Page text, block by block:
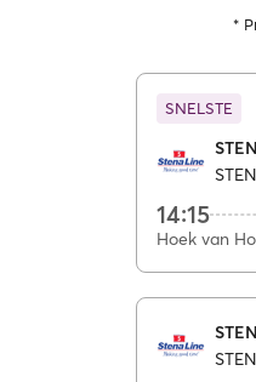
*
SNELSTE
14:15
Hoek van